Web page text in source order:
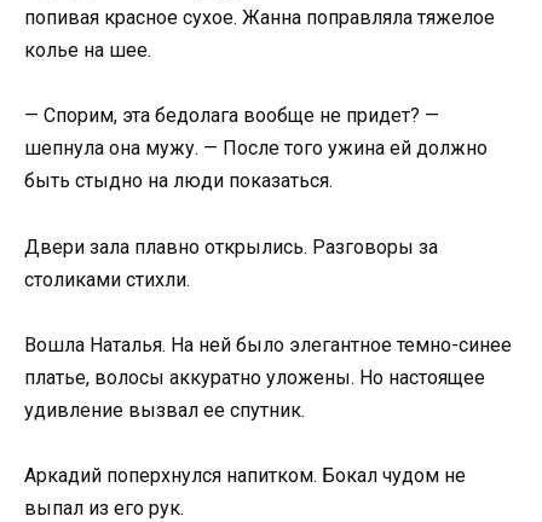
попивая красное сухое. Жанна поправляла тяжелое
колье на шее.
— Спорим, эта бедолага вообще не придет? —
шепнула она мужу. — После того ужина ей должно
быть стыдно на люди показаться.
Двери зала плавно открылись. Разговоры за
столиками стихли.
Вошла Наталья. На ней было элегантное темно-синее
платье, волосы аккуратно уложены. Но настоящее
удивление вызвал ее спутник.
Аркадий поперхнулся напитком. Бокал чудом не
выпал из его рук.